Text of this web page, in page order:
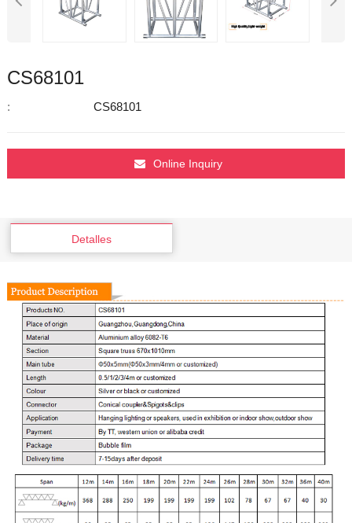
CS68101
: CS68101
Online Inquiry
Detalles